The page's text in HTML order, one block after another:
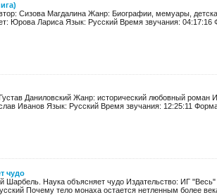
Сизова Магдалина Жанр: Биографии, мемуары,
Юрова Лариса Язык: Русский Время звучания: 04:17:16
Даниловский Жанр: исторический любовный роман
Иванов Язык: Русский Время звучания: 12:25:11
чудо
Шарбель. Наука объясняет чудо Издательство: ИГ
Почему тело монаха остается нетленным более